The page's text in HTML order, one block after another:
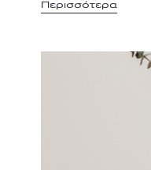
Περισσότερα